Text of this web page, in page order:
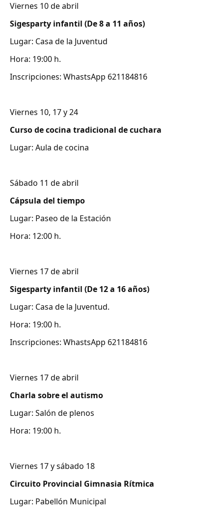
Viernes 10 de abril
Sigesparty infantil (De 8 a 11 años)
Lugar: Casa de la Juventud
Hora: 19:00 h.
Inscripciones: WhastsApp 621184816
Viernes 10, 17 y 24
Curso de cocina tradicional de cuchara
Lugar: Aula de cocina
Sábado 11 de abril
Cápsula del tiempo
Lugar: Paseo de la Estación
Hora: 12:00 h.
Viernes 17 de abril
Sigesparty infantil (De 12 a 16 años)
Lugar: Casa de la Juventud.
Hora: 19:00 h.
Inscripciones: WhastsApp 621184816
Viernes 17 de abril
Charla sobre el autismo
Lugar: Salón de plenos
Hora: 19:00 h.
Viernes 17 y sábado 18
Circuito Provincial Gimnasia Rítmica
Lugar: Pabellón Municipal